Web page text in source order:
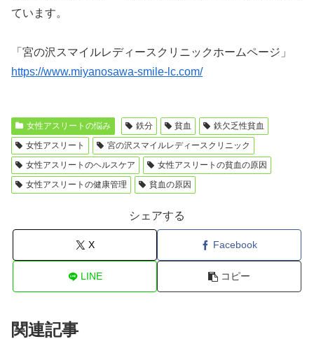
ています。
「宮の沢スマイルレディースクリニックホームページ」
https://www.miyanosawa-smile-lc.com/
女性アスリートの悩み 鉄分 貧血
鉄欠乏性貧血
女性アスリート
宮の沢スマイルレディースクリニック
女性アスリートのヘルスケア
女性アスリートの貧血の原因
女性アスリートの健康管理
貧血の原因
シェアする
X Facebook
LINE コピー
関連記事